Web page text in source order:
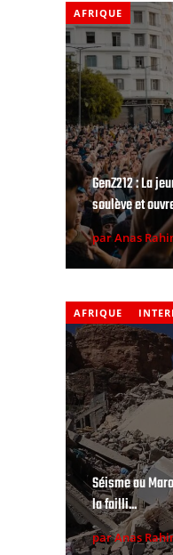
AFRIQUE
GenZ212 : La
soulève et
par Anas
AFRIQUE
Séisme au
la failli...
par Anas